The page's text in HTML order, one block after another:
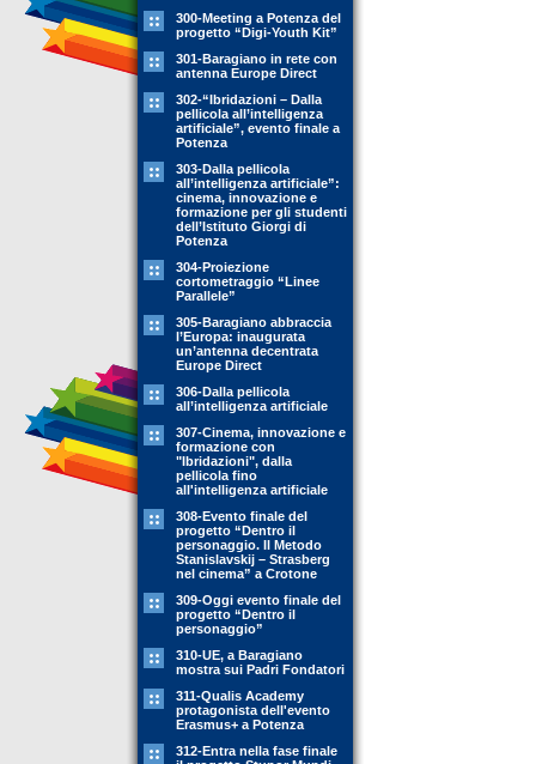
300-Meeting a Potenza del
progetto “Digi-Youth Kit”
301-Baragiano in rete con
antenna Europe Direct
302-“Ibridazioni – Dalla
pellicola all’intelligenza
artificiale”, evento finale a
Potenza
303-Dalla pellicola
all’intelligenza artificiale”:
cinema, innovazione e
formazione per gli studenti
dell’Istituto Giorgi di
Potenza
304-Proiezione
cortometraggio “Linee
Parallele”
305-Baragiano abbraccia
l’Europa: inaugurata
un’antenna decentrata
Europe Direct
306-Dalla pellicola
all’intelligenza artificiale
307-Cinema, innovazione e
formazione con
"Ibridazioni", dalla
pellicola fino
all'intelligenza artificiale
308-Evento finale del
progetto “Dentro il
personaggio. Il Metodo
Stanislavskij – Strasberg
nel cinema” a Crotone
309-Oggi evento finale del
progetto “Dentro il
personaggio”
310-UE, a Baragiano
mostra sui Padri Fondatori
311-Qualis Academy
protagonista dell'evento
Erasmus+ a Potenza
312-Entra nella fase finale